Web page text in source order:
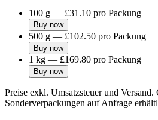
100 g — £31.10 pro Packung
Buy now
500 g — £102.50 pro Packung
Buy now
1 kg — £169.80 pro Packung
Buy now
Preise exkl. Umsatzsteuer und Versand.
Sonderverpackungen auf Anfrage